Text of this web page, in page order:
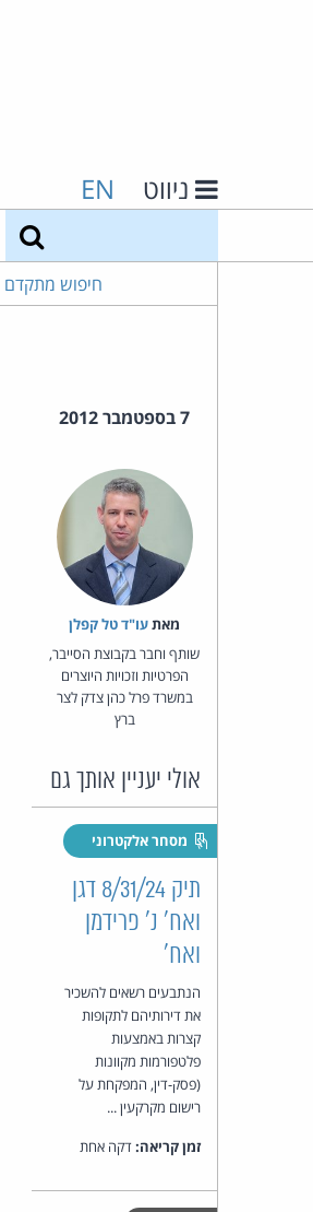
ניווט EN
חיפוש מתקדם
7 בספטמבר 2012
מאת‏עו"ד טל קפלן
שותף וחבר בקבוצת הסייבר,
הפרטיות וזכויות היוצרים
במשרד פרל כהן צדק לצר
ברץ
אולי יעניין אותך גם
מסחר אלקטרוני
תיק 8/31/24 דגן
ואח' נ' פרידמן
ואח'
הנתבעים רשאים להשכיר
את דירותיהם לתקופות
קצרות באמצעות
פלטפורמות מקוונות
(פסק-דין, המפקחת על
רישום מקרקעין ...
זמן קריאה:דקה אחת